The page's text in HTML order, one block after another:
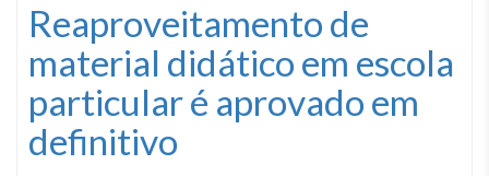
Reaproveitamento de
material didático em escola
particular é aprovado em
definitivo